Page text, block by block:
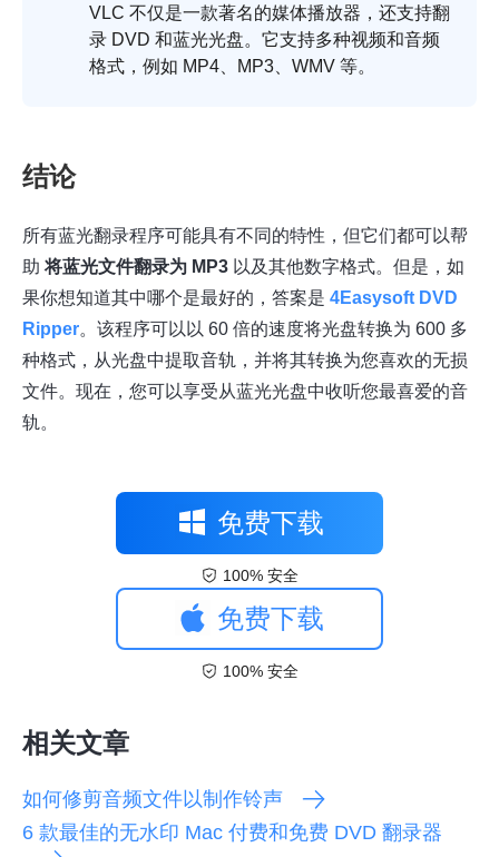
VLC 不仅是一款著名的媒体播放器，还支持翻
录 DVD 和蓝光光盘。它支持多种视频和音频
格式，例如 MP4、MP3、WMV 等。
结论
所有蓝光翻录程序可能具有不同的特性，但它们都可以帮
助将蓝光文件翻录为 MP3 以及其他数字格式。但是，如
果你想知道其中哪个是最好的，答案是 4Easysoft DVD
Ripper。该程序可以以 60 倍的速度将光盘转换为 600 多
种格式，从光盘中提取音轨，并将其转换为您喜欢的无损
文件。现在，您可以享受从蓝光光盘中收听您最喜爱的音
轨。
免费下载
100% 安全
免费下载
100% 安全
相关文章
如何修剪音频文件以制作铃声
6 款最佳的无水印 Mac 付费和免费 DVD 翻录器